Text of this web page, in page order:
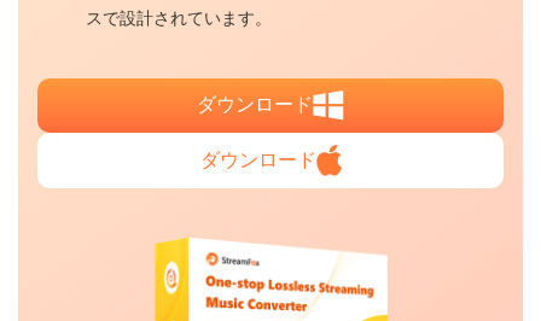
スで設計されています。
ダウンロード
ダウンロード